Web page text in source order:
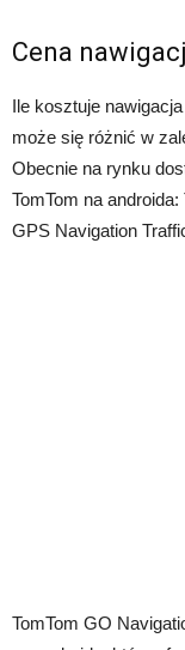
Cena
Ile kosztuje
może się różnić w
Obecnie na rynku
TomTom na
GPS Navigation
TomTom GO